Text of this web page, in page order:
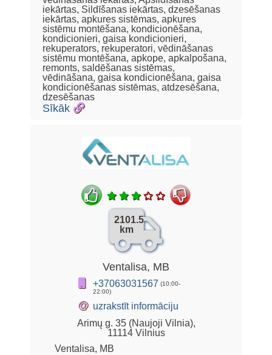
iekārtas, Sildīšanas iekārtas, dzesēšanas
iekārtas, apkures sistēmas, apkures
sistēmu montēšana, kondicionēšana,
kondicionieri, gaisa kondicionieri,
rekuperators, rekuperatori, vēdināšanas
sistēmu montēšana, apkope, apkalpošana,
remonts, saldēšanas sistēmas,
vēdināšana, gaisa kondicionēšana, gaisa
kondicionēšanas sistēmas, atdzesēšana,
dzesēšanas
Sīkāk
2101.5
km
Ventalisa, MB
+37063031567 (10:00-
22:00)
@ uzrakstīt informāciju
Arimų g. 35 (Naujoji Vilnia),
11114 Vilnius
Ventalisa, MB